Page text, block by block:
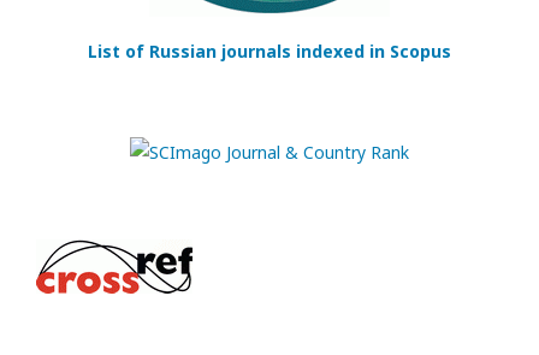
List of Russian journals indexed in Scopus